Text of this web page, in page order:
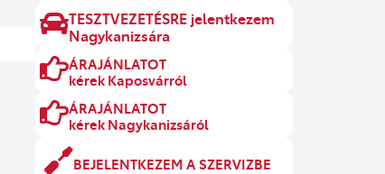
TESZTVEZETÉSRE jelentkezem
Nagykanizsára
ÁRAJÁNLATOT
kérek Kaposvárról
ÁRAJÁNLATOT
kérek Nagykanizsáról
BEJELENTKEZEM A SZERVIZBE